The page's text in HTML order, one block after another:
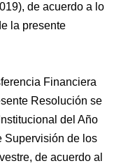
de acuerdo a lo
la presente
Financiera
Resolución se
del Año
Supervisión de los
de acuerdo al